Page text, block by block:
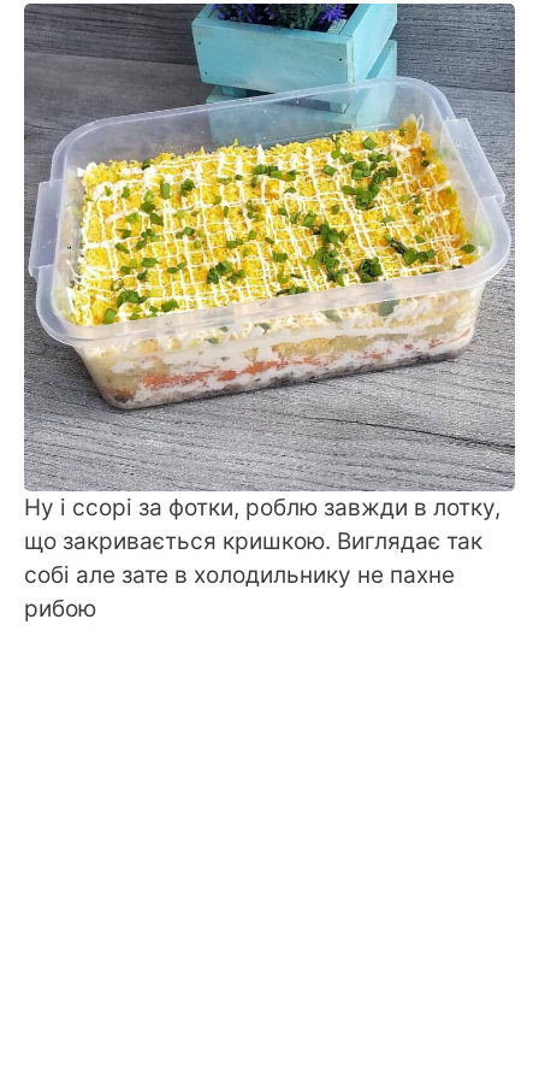
Ну і ссорі за фотки, роблю завжди в лотку,
що закривається кришкою. Виглядає так
собі але зате в холодильнику не пахне
рибою